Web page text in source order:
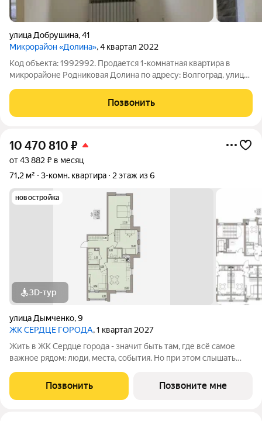
улица Добрушина,41
Микрорайон «Долина», 4 квартал 2022
Код объекта: 1992992. Продается 1-комнатная квартира в
микрорайоне Родниковая Долина по адресу: Волгоград, улица
кухня 6,5 кв. м., санузел 3,85 кв. м. В квартире свежий ремонт в
Позвонить
10 470 810 ₽
от 43 882 ₽ в месяц
71,2 м²
3-комн. квартира 2 этаж из 6
новостройка
3D-тур
улица Дымченко,9
ЖК СЕРДЦЕ ГОРОДА, 1 квартал 2027
Жить в ЖК Сердце города - значит быть там, где всё самое
важное рядом: люди, места, события. Но при этом слышать
Комплекс расположен в Центральном районе, где
сосредоточена вся городская
Позвонить Позвоните мне